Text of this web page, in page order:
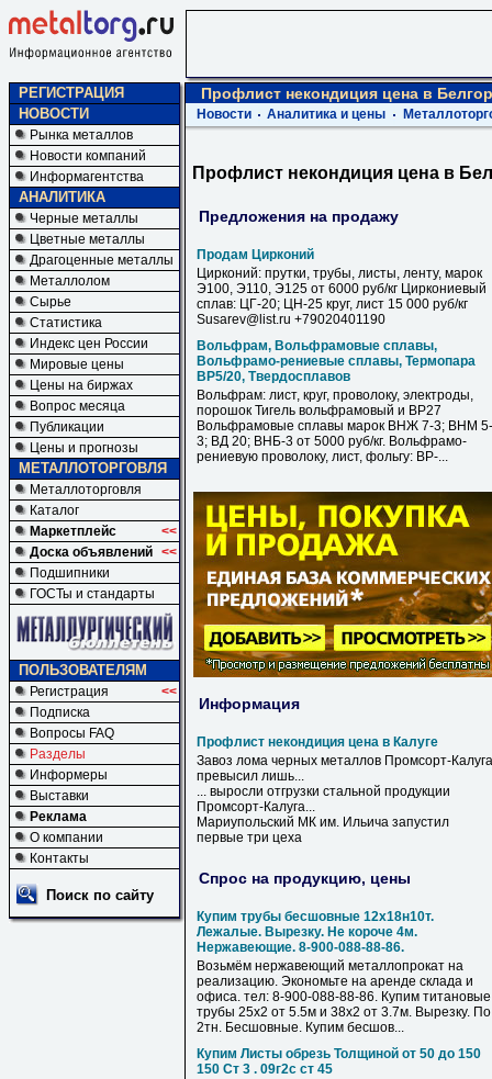
РЕГИСТРАЦИЯ
НОВОСТИ
Рынка металлов
Новости компаний
Информагентства
АНАЛИТИКА
Черные металлы
Цветные металлы
Драгоценные металлы
Металлолом
Сырье
Статистика
Индекс цен России
Мировые цены
Цены на биржах
Вопрос месяца
Публикации
Цены и прогнозы
МЕТАЛЛОТОРГОВЛЯ
Металлоторговля
Каталог
Маркетплейс
<<
Доска объявлений <<
Подшипники
ГОСТы и стандарты
ПОЛЬЗОВАТЕЛЯМ
Регистрация
<<
Подписка
Вопросы FAQ
Разделы
Информеры
Выставки
Реклама
О компании
Контакты
Поиск по сайту
Профлист некондиция цена в
Новости Аналитика и цены
Профлист некондиция цена в
Предложения на продажу
Продам Цирконий
Цирконий: прутки, трубы, листы, ленту, марок
Э100, Э110, Э125 от 6000 руб/кг Циркониевый
сплав: ЦГ-20; ЦН-25 круг, лист 15 000 руб/кг
Susarev@list.ru +79020401190
Вольфрам, Вольфрамовые сплавы,
Вольфрамо-рениевые сплавы, Термопара
ВР5/20, Твердосплавов
Вольфрам: лист, круг, проволоку, электроды,
порошок Тигель вольфрамовый и ВР27
Вольфрамовые сплавы марок ВНЖ 7-3; ВНМ 5-
3; ВД 20; ВНБ-3 от 5000 руб/кг. Вольфрамо-
рениевую проволоку, лист, фольгу: ВР-...
Информация
Профлист некондиция цена в Калуге
Завоз лома черных металлов Промсорт-Калуга
превысил лишь...
... выросли отгрузки стальной продукции
Промсорт-Калуга...
Мариупольский МК им. Ильича запустил
первые три цеха
Спрос на продукцию, цены
Купим трубы бесшовные 12х18н10т.
Лежалые. Вырезку. Не короче 4м.
Нержавеющие. 8-900-088-88-86.
Возьмём нержавеющий металлопрокат на
реализацию. Экономьте на аренде склада и
офиса. тел: 8-900-088-88-86. Купим титановые
трубы 25х2 от 5.5м и 38х2 от 3.7м. Вырезку. По
2тн. Бесшовные. Купим бесшов...
Купим Листы обрезь Толщиной от 50 до 150
150 Ст 3 . 09г2с ст 45